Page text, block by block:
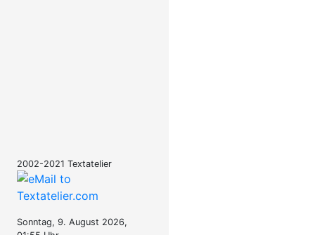
2002-2021 Textatelier
Sonntag, 9. August 2026,